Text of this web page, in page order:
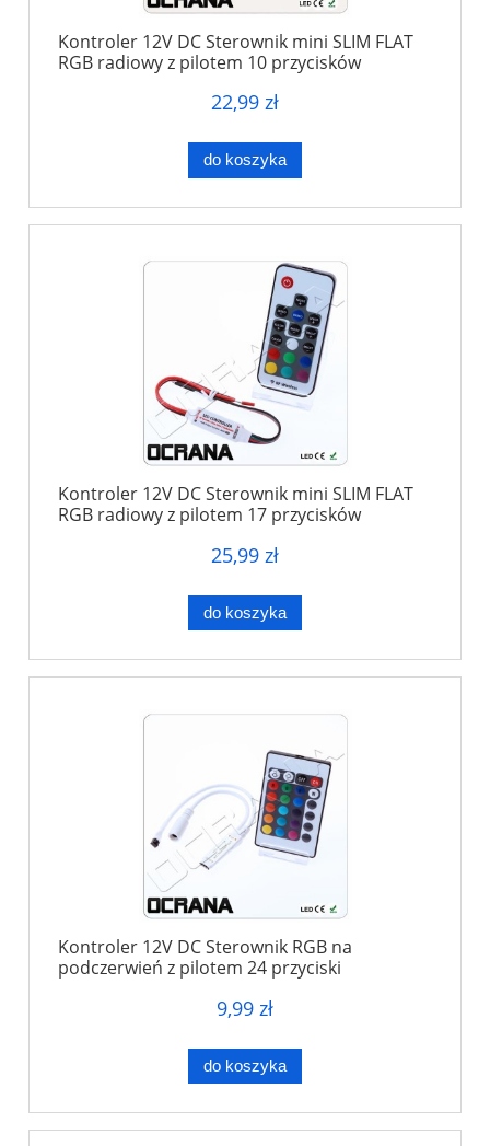
Kontroler 12V DC Sterownik mini SLIM FLAT
RGB radiowy z pilotem 10 przycisków
22,99 zł
do koszyka
Kontroler 12V DC Sterownik mini SLIM FLAT
RGB radiowy z pilotem 17 przycisków
25,99 zł
do koszyka
Kontroler 12V DC Sterownik RGB na
podczerwień z pilotem 24 przyciski
9,99 zł
do koszyka